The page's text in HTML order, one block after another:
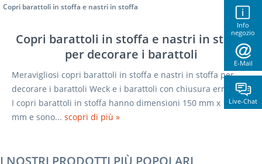
Info
negozio
E-Mail
Live-Chat
Copri barattoli in stoffa e nastri in stoffa
Copri barattoli in stoffa e nastri in stoffa
per decorare i barattoli
Meravigliosi copri barattoli in stoffa e nastri in stoffa per
decorare i barattoli Weck e i barattoli con chiusura ermetica.
I copri barattoli in stoffa hanno dimensioni 150 mm x 150
mm e sono... scopri di più »
I NOSTRI PRODOTTI PIÙ POPOLARI